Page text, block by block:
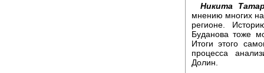
Никита
мнению многих
регионе.
Буданова тоже
Итоги этого
процесса
Долин.